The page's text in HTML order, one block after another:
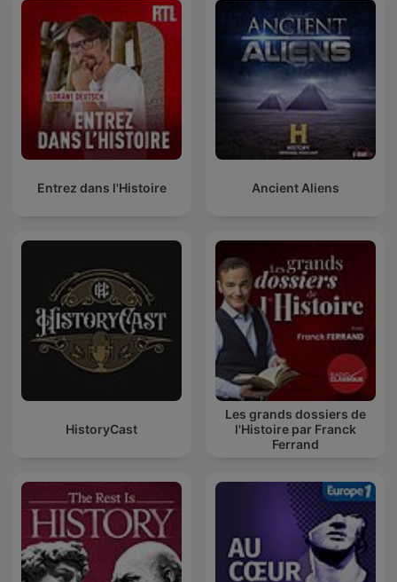
Entrez dans l'Histoire Ancient Aliens
HistoryCast
Les grands dossiers de
l'Histoire par Franck
Ferrand